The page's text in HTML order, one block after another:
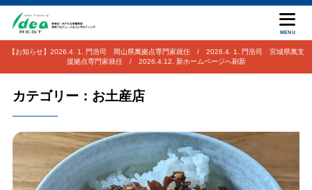
MENU
【お知らせ】2026.4. 1. 門浩司 岡山県萬拠点専門家就任 / 2026.4. 1. 門浩司 宮城県萬支
援拠点専門家就任 / 2026.4.12. 新ホームページへ刷新
カテゴリー：お土産店